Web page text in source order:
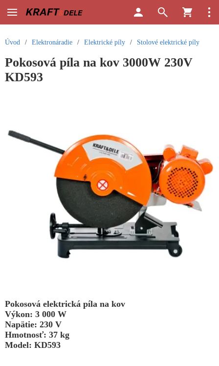
Úvod / Elektronáradie / Elektrické píly / Stolové elektrické píly
Pokosová píla na kov 3000W 230V
KD593
Pokosová elektrická píla na kov
Výkon: 3 000 W
Napätie: 230 V
Hmotnosť: 37 kg
Model: KD593